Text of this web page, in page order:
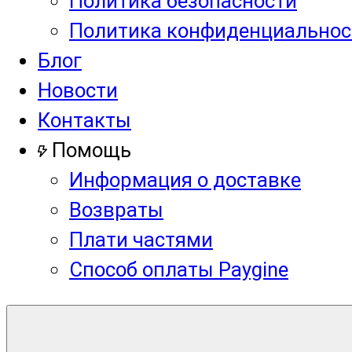
Политика
Блог
Новости
Контакты
Помощь
Информация о доставке
Возвраты
Плати частями
Способ оплаты Paygine